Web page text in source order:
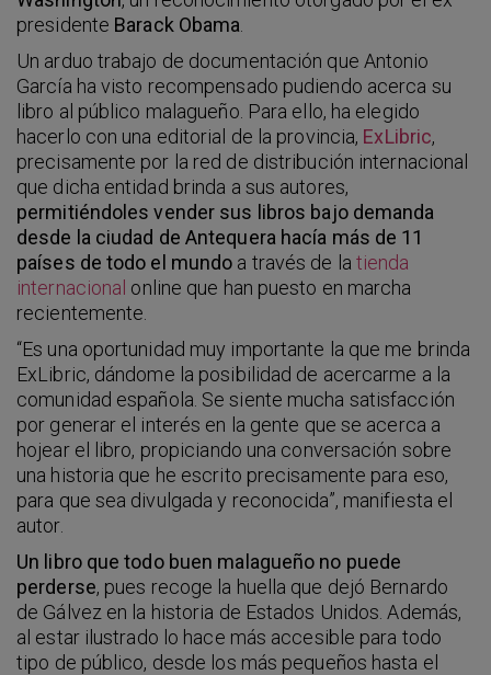
presidente Barack Obama
Un arduo trabajo de documentación que Antonio
García ha visto recompensado pudiendo acerca su
libro al público malagueño. Para ello, ha elegido
hacerlo con una editorial de la provincia, ExLibric,
precisamente por la red de distribución internacional
que dicha entidad brinda a sus autores,
permitiéndoles vender sus libros bajo demanda
desde la ciudad de Antequera hacía más de 11
países de todo el mundo a través de la tienda
internacional online que han puesto en marcha
recientemente.
“Es una oportunidad muy importante la que me brinda
ExLibric, dándome la posibilidad de acercarme a la
comunidad española. Se siente mucha satisfacción
por generar el interés en la gente que se acerca a
hojear el libro, propiciando una conversación sobre
una historia que he escrito precisamente para eso,
para que sea divulgada y reconocida”, manifiesta el
autor.
Un libro que todo buen malagueño no puede
perderse, pues recoge la huella que dejó Bernardo
de Gálvez en la historia de Estados Unidos. Además,
al estar ilustrado lo hace más accesible para todo
tipo de público, desde los más pequeños hasta el